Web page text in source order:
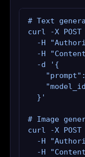
# Text
curl -X
-H
-H
  -d '{
  }'
# Image
curl -X
-H
-H